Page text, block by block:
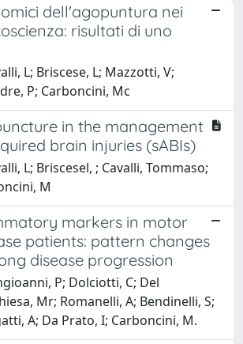
dell'agopuntura nei
risultati di uno
L; Briscese, L; Mazzotti, V;
P; Carboncini, Mc
in the management
brain injuries (sABIs)
L; Briscesel, ; Cavalli, Tommaso;
M
markers in motor
patients: pattern changes
disease progression
P; Dolciotti, C; Del
Mr; Romanelli, A; Bendinelli, S;
A; Da Prato, I; Carboncini, M.